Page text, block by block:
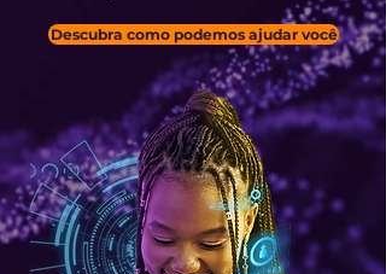
Descubra como podemos ajudar você